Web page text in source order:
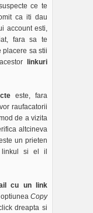
ce te
ca iti dau
account esti,
fara sa te
placere sa stii
linkuri
este, fara
raufacatorii
de a vizita
altcineva
un prieten
si el il
cu un link
Copy
dreapta si